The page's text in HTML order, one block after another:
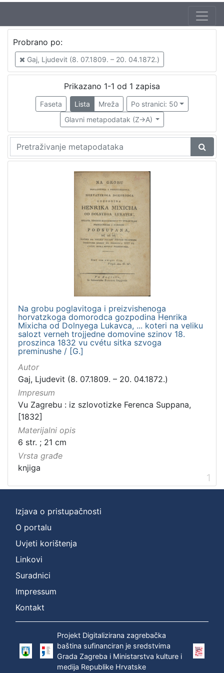
Probrano po:
Gaj, Ljudevit (8. 07.1809. – 20. 04.1872.)
Prikazano 1-1 od 1 zapisa
Faseta Lista Mreža
Po stranici: 50
Glavni metapodatak (Z->A)
Na grobu poglavitoga i preizvishenoga
horvatzkoga domorodca gozpodina Henrika
Mixicha od Dolnyega Lukavca, ... koteri na veliku
salozt verneh trojjedne domovine szinov 18.
proszinca 1832 vu cvétu sitka szvoga
preminushe / [G.]
Autor
Gaj, Ljudevit (8. 07.1809. – 20. 04.1872.)
Impresum
Vu Zagrebu : iz szlovotizke Ferenca Suppana,
[1832]
Materijalni opis
6 str. ; 21 cm
Vrsta građe
knjiga
1
Izjava o pristupačnosti
O portalu
Uvjeti korištenja
Linkovi
Suradnici
Impressum
Kontakt
Projekt Digitalizirana zagrebačka
baština sufinanciran je sredstvima
Grada Zagreba i Ministarstva kulture i
medija Republike Hrvatske